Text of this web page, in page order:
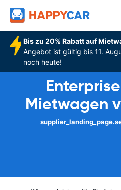
Bis zu 20% Rabatt auf
Angebot ist gültig bis 11.
noch heute!
Mietwagen